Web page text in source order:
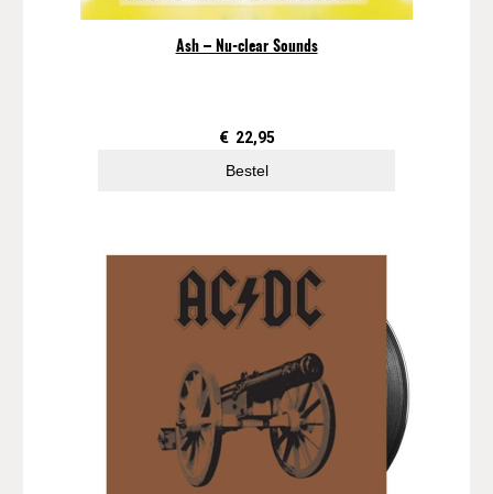
Ash – Nu-clear Sounds
€ 22,95
Bestel